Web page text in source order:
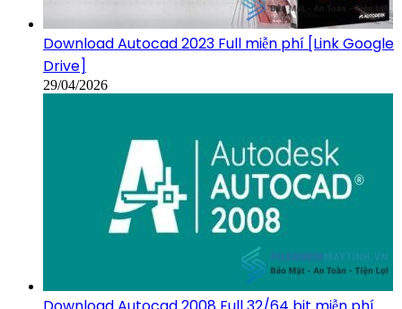
Download Autocad 2023 Full miễn phí [Link Google
Drive]
29/04/2026